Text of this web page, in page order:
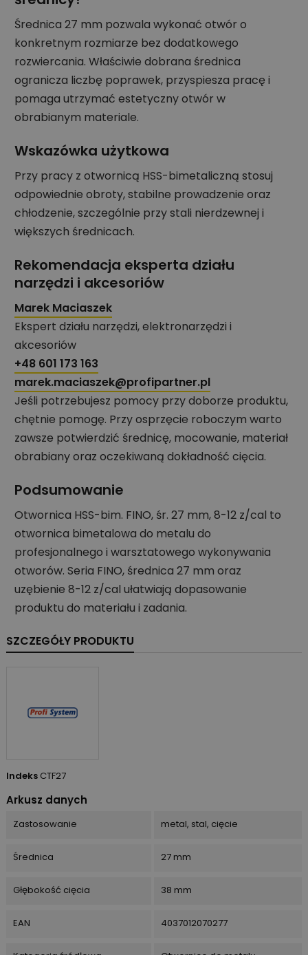
Średnica 27 mm pozwala wykonać otwór o
konkretnym rozmiarze bez dodatkowego
rozwiercania. Właściwie dobrana średnica
ogranicza liczbę poprawek, przyspiesza pracę i
pomaga utrzymać estetyczny otwór w
obrabianym materiale.
Wskazówka użytkowa
Przy pracy z otwornicą HSS-bimetaliczną stosuj
odpowiednie obroty, stabilne prowadzenie oraz
chłodzenie, szczególnie przy stali nierdzewnej i
większych średnicach.
Rekomendacja eksperta działu
narzędzi i akcesoriów
Marek Maciaszek
Ekspert działu narzędzi, elektronarzędzi i
akcesoriów
+48 601 173 163
marek.maciaszek@profipartner.pl
Jeśli potrzebujesz pomocy przy doborze produktu,
chętnie pomogę. Przy osprzęcie roboczym warto
zawsze potwierdzić średnicę, mocowanie, materiał
obrabiany oraz oczekiwaną dokładność cięcia.
Podsumowanie
Otwornica HSS-bim. FINO, śr. 27 mm, 8-12 z/cal to
otwornica bimetalowa do metalu do
profesjonalnego i warsztatowego wykonywania
otworów. Seria FINO, średnica 27 mm oraz
uzębienie 8-12 z/cal ułatwiają dopasowanie
produktu do materiału i zadania.
SZCZEGÓŁY PRODUKTU
Indeks CTF27
Arkusz danych
Zastosowanie metal, stal, cięcie
Średnica 27 mm
Głębokość cięcia 38 mm
EAN 4037012070277